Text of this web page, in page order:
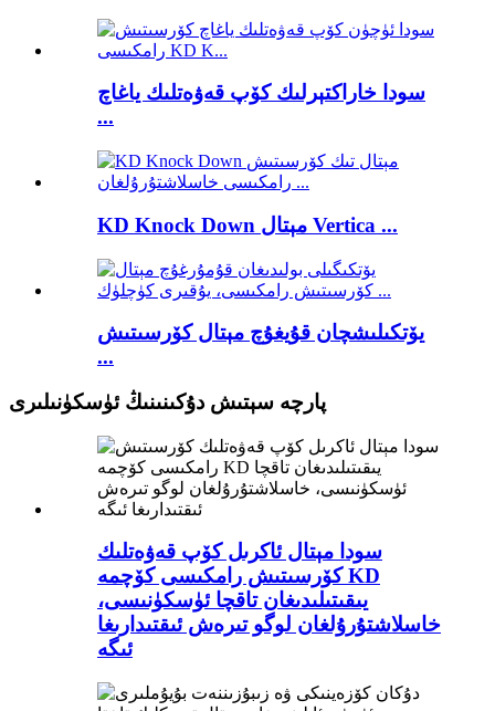
سودا خاراكتېرلىك كۆپ قەۋەتلىك ياغاچ
...
KD Knock Down مېتال Vertica ...
يۆتكىلىشچان قۇيغۇچ مېتال كۆرسىتىش
...
پارچە سېتىش دۇكىنىنىڭ ئۈسكۈنىلىرى
سودا مېتال ئاكرىل كۆپ قەۋەتلىك
كۆرسىتىش رامكىسى كۆچمە KD
يىقىتىلىدىغان تاقچا ئۈسكۈنىسى،
خاسلاشتۇرۇلغان لوگو تىرەش ئىقتىدارىغا
ئىگە